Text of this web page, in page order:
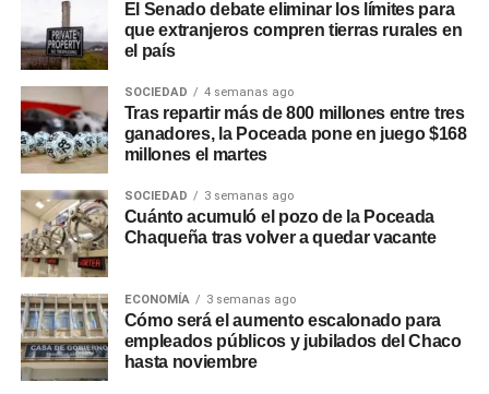
eléctrico
en forma directa en la zona céntrica
comprendida entre las calles Pringles y Liniers y entre
Caseros y Belgrano, además de mejorar el
abastecimiento en los barrios San Antonio, Cambalache,
4 de Octubre y Juan José Valle.
El avance de los trabajos fue
presidente saliente de Secheep, José Bistoletti, junto al
intendente de Charata,Rubén Rach. También
participaron el vocal del Directorio de la empresa,
Germán Perelli; el asesor José Rodríguez y la gerente
zonal, Alejandra Guerrero, quienes verificaron el
desarrollo de una obra considerada estratégica para el
futuro energético de la ciudad.
El Senado debate eliminar los límites para
que extranjeros compren tierras rurales en
el país
SOCIEDAD 4 semanas ago
Tras repartir más de 800 millones entre tres
ganadores, la Poceada pone en juego $168
millones el martes
SOCIEDAD 3 semanas ago
Cuánto acumuló el pozo de la Poceada
Chaqueña tras volver a quedar vacante
ECONOMÍA 3 semanas ago
Cómo será el aumento escalonado para
empleados públicos y jubilados del Chaco
hasta noviembre